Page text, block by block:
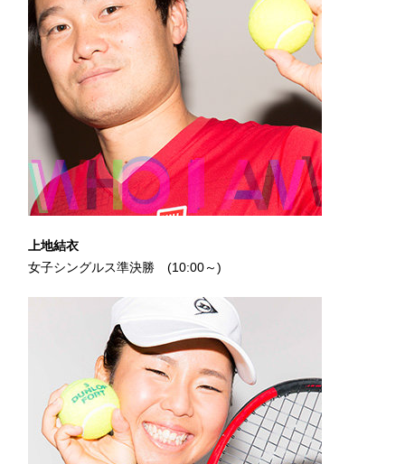
上地結衣
女子シングルス準決勝 (10:00～)